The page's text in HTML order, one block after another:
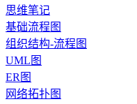
思维笔记
基础流程图
组织结构-流程图
UML图
ER图
网络拓扑图